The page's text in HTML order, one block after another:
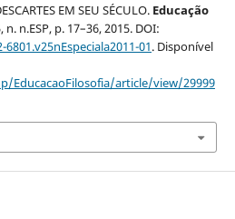
EM SEU SÉCULO. Educação
n.ESP, p. 17–36, 2015. DOI:
6801.v25nEspeciala2011-01. Disponível
EducacaoFilosofia/article/view/29999